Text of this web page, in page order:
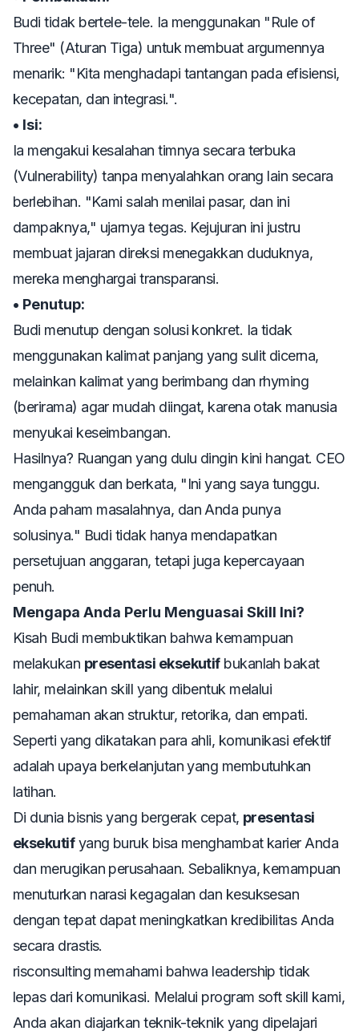
Budi tidak bertele-tele. Ia menggunakan "Rule of
Three" (Aturan Tiga) untuk membuat argumennya
menarik: "Kita menghadapi tantangan pada efisiensi,
kecepatan, dan integrasi.".
• Isi:
Ia mengakui kesalahan timnya secara terbuka
(Vulnerability) tanpa menyalahkan orang lain secara
berlebihan. "Kami salah menilai pasar, dan ini
dampaknya," ujarnya tegas. Kejujuran ini justru
membuat jajaran direksi menegakkan duduknya,
mereka menghargai transparansi.
• Penutup:
Budi menutup dengan solusi konkret. Ia tidak
menggunakan kalimat panjang yang sulit dicerna,
melainkan kalimat yang berimbang dan rhyming
(berirama) agar mudah diingat, karena otak manusia
menyukai keseimbangan.
Hasilnya? Ruangan yang dulu dingin kini hangat. CEO
mengangguk dan berkata, "Ini yang saya tunggu.
Anda paham masalahnya, dan Anda punya
solusinya." Budi tidak hanya mendapatkan
persetujuan anggaran, tetapi juga kepercayaan
penuh.
Mengapa Anda Perlu Menguasai Skill Ini?
Kisah Budi membuktikan bahwa kemampuan
melakukan presentasi eksekutifbukanlah bakat
lahir, melainkan skill yang dibentuk melalui
pemahaman akan struktur, retorika, dan empati.
Seperti yang dikatakan para ahli, komunikasi efektif
adalah upaya berkelanjutan yang membutuhkan
latihan.
Di dunia bisnis yang bergerak cepat, presentasi
eksekutifyang buruk bisa menghambat karier Anda
dan merugikan perusahaan. Sebaliknya, kemampuan
menuturkan narasi kegagalan dan kesuksesan
dengan tepat dapat meningkatkan kredibilitas Anda
secara drastis.
risconsulting memahami bahwa leadership tidak
lepas dari komunikasi. Melalui program soft skill kami,
Anda akan diajarkan teknik-teknik yang dipelajari